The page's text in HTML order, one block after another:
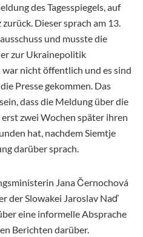
des Tagesspiegels, auf
Dieser sprach am 13.
und musste die
zur Ukrainepolitik
nicht öffentlich und es sind
Presse gekommen. Das
dass die Meldung über die
zwei Wochen später ihren
hat, nachdem Siemtje
darüber sprach.
Jana Černochová
der Slowakei Jaroslav Naď
eine informelle Absprache
Berichten darüber.